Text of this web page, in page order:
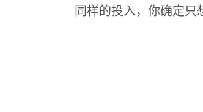
同样的投入，你确定只